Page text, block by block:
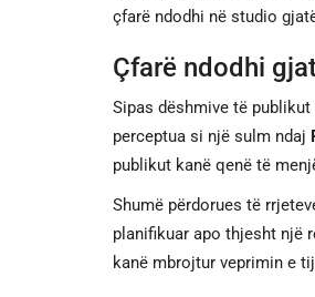
çfarë ndodhi në studio
Çfarë ndodhi
Sipas dëshmive të
perceptua si një sulm ndaj
publikut kanë qenë të
Shumë përdorues të
planifikuar apo thjesht një
kanë mbrojtur veprimin e